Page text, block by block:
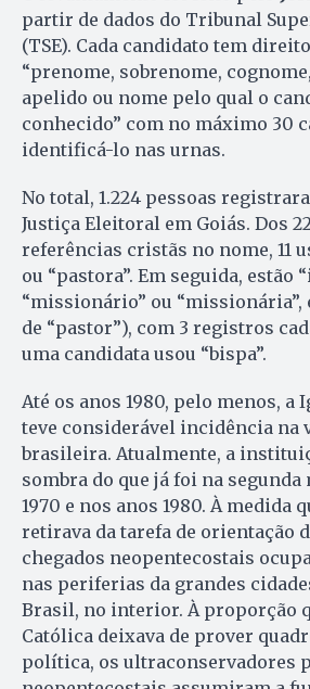
partir de dados do Tribunal
(TSE). Cada candidato tem
“prenome, sobrenome,
apelido ou nome pelo qual o
conhecido” com no máximo 30
identificá-lo nas urnas.
No total, 1.224 pessoas
Justiça Eleitoral em Goiás. Dos
referências cristãs no nome, 11
ou “pastora”. Em seguida, estão
“missionário” ou “missionária”,
de “pastor”), com 3 registros
uma candidata usou “bispa”.
Até os anos 1980, pelo menos, a
teve considerável incidência na
brasileira. Atualmente, a
sombra do que já foi na segunda
1970 e nos anos 1980. À medida
retirava da tarefa de orientação
chegados neopentecostais
nas periferias da grandes
Brasil, no interior. À proporção
Católica deixava de prover
política, os ultraconservadores